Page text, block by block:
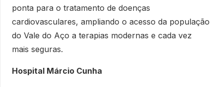
ponta para o tratamento de doenças
cardiovasculares, ampliando o acesso da população
do Vale do Aço a terapias modernas e cada vez
mais seguras.
Hospital Márcio Cunha